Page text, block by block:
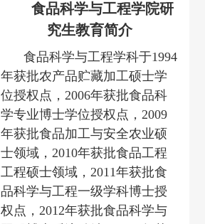
食品科学与工程学院研
究生教育简介
食品科学与工程学科于1994
年获批农产品贮藏加工硕士学
位授权点， 2006年获批食品科
学专业博士学位授权点，2009
年获批食品加工与安全农业硕
士领域， 2010年获批食品工程
工程硕士领域， 2011年获批食
品科学与工程一级学科博士授
权点，2012年获批食品科学与